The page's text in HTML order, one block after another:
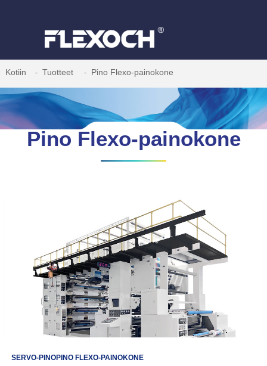
Kotiin Tuotteet Pino Flexo-painokone
Pino Flexo-painokone
SERVO-PINOPINO FLEXO-PAINOKONE